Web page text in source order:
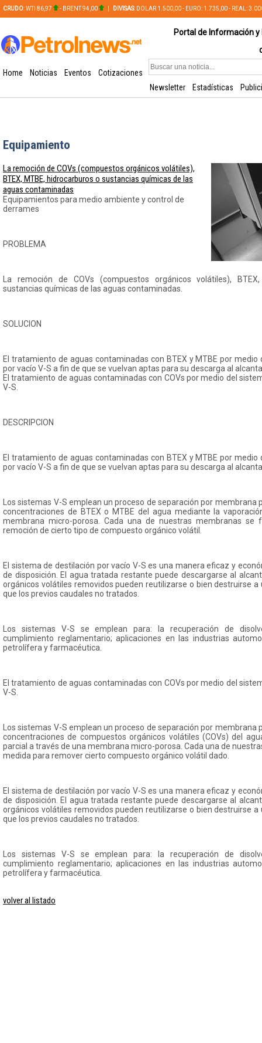
CRUDO: WTI 86,97 - BRENT 94,00 DIVISAS: DOLAR 1.500,00 - EURO: 1.735,00 - REAL:
Portal de Información
Home Noticias Eventos
Cotizaciones
Newsletter
Estadísticas
Equipamiento
La remoción de COVs (compuestos orgánicos volátiles),
BTEX, MTBE, hidrocarburos o sustancias químicas de las
aguas contaminadas
Equipamientos para medio ambiente y control de
derrames
PROBLEMA
La remoción de COVs (compuestos orgánicos volátiles),
sustancias químicas de las aguas contaminadas.
SOLUCION
El tratamiento de aguas contaminadas con BTEX y MTBE por
por vacío V-S a fin de que se vuelvan aptas para su descarga al
El tratamiento de aguas contaminadas con COVs por medio del
V-S.
DESCRIPCION
El tratamiento de aguas contaminadas con BTEX y MTBE por
por vacío V-S a fin de que se vuelvan aptas para su descarga al
Los sistemas V-S emplean un proceso de separación por membrana
concentraciones de BTEX o MTBE del agua mediante la
membrana micro-porosa. Cada una de nuestras membranas se
remoción de cierto tipo de compuesto orgánico volátil.
El sistema de destilación por vacío V-S es una manera eficaz y
de disposición. El agua tratada restante puede descargarse al
orgánicos volátiles removidos pueden reutilizarse o bien destruirse
que los previos caudales no tratados.
Los sistemas V-S se emplean para: la recuperación de
cumplimiento reglamentario; aplicaciones en las industrias
petrolífera y farmacéutica.
El tratamiento de aguas contaminadas con COVs por medio del
V-S.
Los sistemas V-S emplean un proceso de separación por membrana
concentraciones de compuestos orgánicos volátiles (COVs) del
parcial a través de una membrana micro-porosa. Cada una de
medida para remover cierto compuesto orgánico volátil dado.
El sistema de destilación por vacío V-S es una manera eficaz y
de disposición. El agua tratada restante puede descargarse al
orgánicos volátiles removidos pueden reutilizarse o bien destruirse
que los previos caudales no tratados.
Los sistemas V-S se emplean para: la recuperación de
cumplimiento reglamentario; aplicaciones en las industrias
petrolífera y farmacéutica.
volver al listado